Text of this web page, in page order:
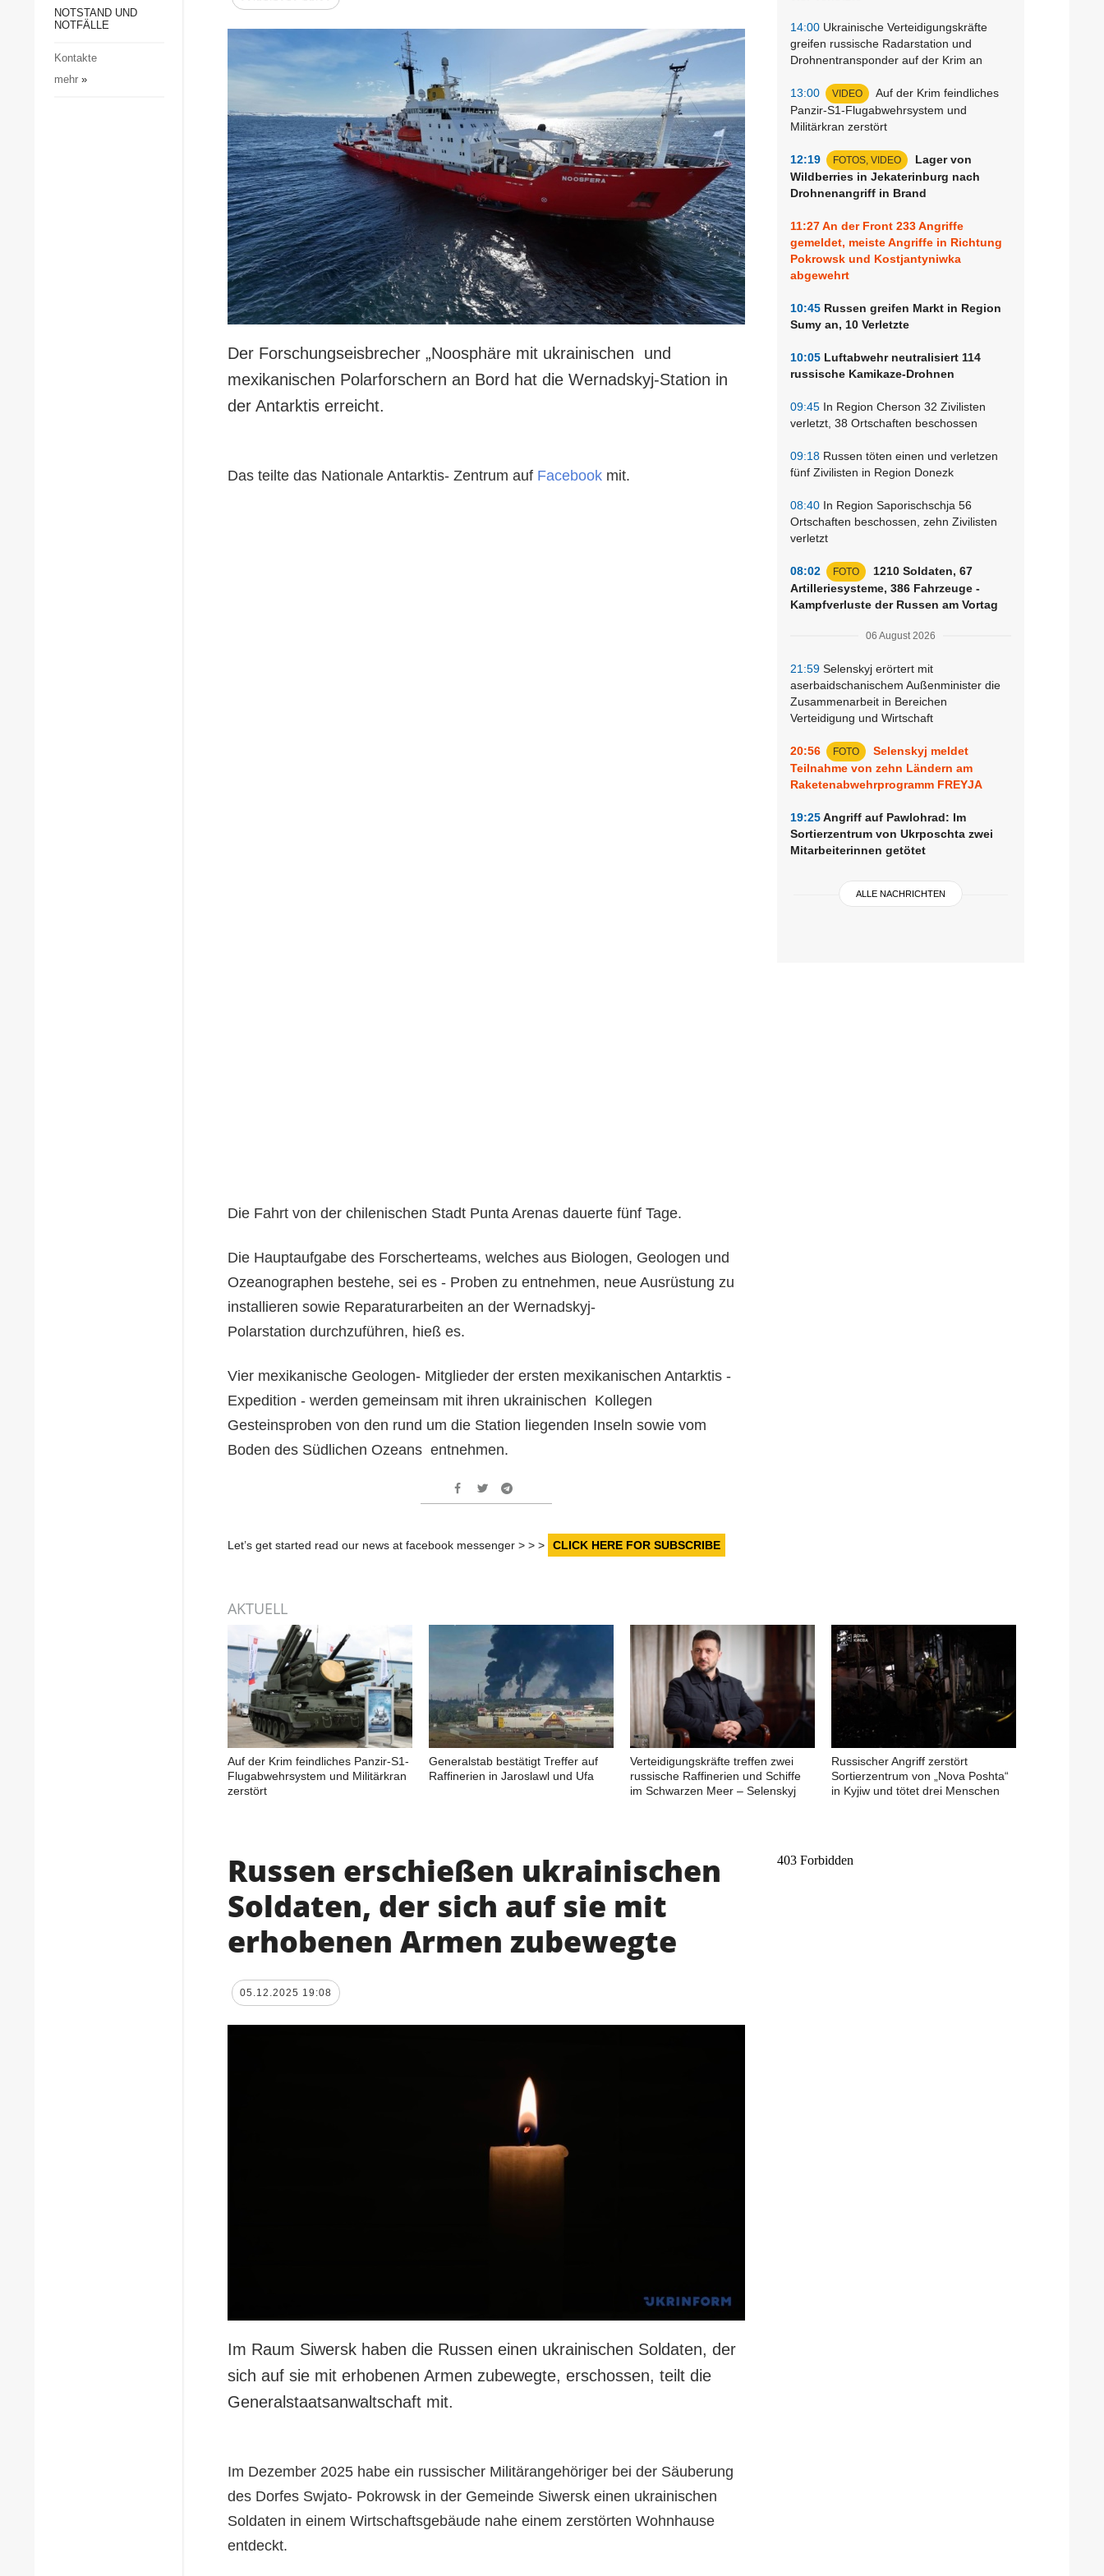
Gesellschaft und Kultur
NOTSTAND UND
NOTFÄLLE
Kontakte
mehr»
14:00 Ukrainische Verteidigungskräfte
greifen russische Radarstation und
Drohnentransponder auf der Krim an
13:00 VIDEO
Auf der Krim feindliches
Panzir-S1-Flugabwehrsystem und
Militärkran zerstört
12:19 FOTOS, VIDEO
Lager von
Wildberries in Jekaterinburg nach
Drohnenangriff in Brand
11:27An der Front 233 Angriffe
gemeldet, meiste Angriffe in Richtung
Pokrowsk und Kostjantyniwka
abgewehrt
10:45 Russen greifen Markt in Region
Sumy an, 10 Verletzte
10:05 Luftabwehr neutralisiert 114
russische Kamikaze-Drohnen
09:45 In Region Cherson 32 Zivilisten
verletzt, 38 Ortschaften beschossen
09:18 Russen töten einen und verletzen
fünf Zivilisten in Region Donezk
08:40 In Region Saporischschja 56
Ortschaften beschossen, zehn Zivilisten
verletzt
08:02 FOTO
1210 Soldaten, 67
Artilleriesysteme, 386 Fahrzeuge -
Kampfverluste der Russen am Vortag
06 August 2026
21:59 Selenskyj erörtert mit
aserbaidschanischem Außenminister die
Zusammenarbeit in Bereichen
Verteidigung und Wirtschaft
20:56 FOTO
Selenskyj meldet
Teilnahme von zehn Ländern am
Raketenabwehrprogramm FREYJA
19:25Angriff auf Pawlohrad: Im
Sortierzentrum von Ukrposchta zwei
Mitarbeiterinnen getötet
ALLE NACHRICHTEN
Der Forschungseisbrecher „Noosphäre mit ukrainischen und
mexikanischen Polarforschern an Bord hat die Wernadskyj-Station in
der Antarktis erreicht.
Das teilte das Nationale Antarktis- Zentrum auf Facebook mit.
Die Fahrt von der chilenischen Stadt Punta Arenas dauerte fünf Tage.
Die Hauptaufgabe des Forscherteams, welches aus Biologen, Geologen und
Ozeanographen bestehe, sei es - Proben zu entnehmen, neue Ausrüstung zu
installieren sowie Reparaturarbeiten an der Wernadskyj-
Polarstation durchzuführen, hieß es.
Vier mexikanische Geologen- Mitglieder der ersten mexikanischen Antarktis -
Expedition - werden gemeinsam mit ihren ukrainischen Kollegen
Gesteinsproben von den rund um die Station liegenden Inseln sowie vom
Boden des Südlichen Ozeans entnehmen.
Let’s get started read our news at facebook messenger > > > CLICK HERE FOR SUBSCRIBE
AKTUELL
Auf der Krim feindliches Panzir-S1-
Flugabwehrsystem und Militärkran
zerstört
Generalstab bestätigt Treffer auf
Raffinerien in Jaroslawl und Ufa
Verteidigungskräfte treffen zwei
russische Raffinerien und Schiffe
im Schwarzen Meer – Selenskyj
Russischer Angriff zerstört
Sortierzentrum von „Nova Poshta“
in Kyjiw und tötet drei Menschen
Russen erschießen ukrainischen
Soldaten, der sich auf sie mit
erhobenen Armen zubewegte
05.12.2025 19:08
Im Raum Siwersk haben die Russen einen ukrainischen Soldaten, der
sich auf sie mit erhobenen Armen zubewegte, erschossen, teilt die
Generalstaatsanwaltschaft mit.
Im Dezember 2025 habe ein russischer Militärangehöriger bei der Säuberung
des Dorfes Swjato- Pokrowsk in der Gemeinde Siwersk einen ukrainischen
Soldaten in einem Wirtschaftsgebäude nahe einem zerstörten Wohnhause
entdeckt.